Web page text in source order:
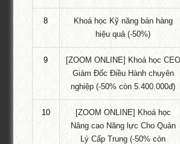
Khóa học Sử dụng KPIs trong đánh giá
HCM – Nhằm hỗ trợ các doanh nghiệp Việt
công cụ hữu hiệu này nâng cao hiệu suất làm
tạo “Sử …
Khóa Học Marketing Digital Tại HCM
8
Khoá học Kỹ năng bán hàng
hiệu quả (-50%)
9
[ZOOM ONLINE] Khoá học CEO
Giám Đốc Điều Hành chuyên
nghiệp (-50% còn 5.400.000đ)
10
[ZOOM ONLINE] Khoá học
Nâng cao Năng lực Cho Quản
Lý Cấp Trung (-50% còn